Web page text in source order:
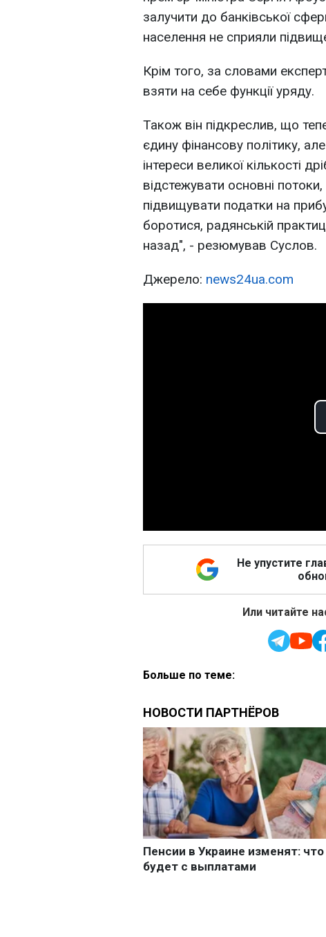
залучити до банківської
населення не сприяли
Крім того, за словами
взяти на себе функції уряду.
Також він підкреслив, що
єдину фінансову політику,
інтереси великої кількості
відстежувати основні
підвищувати податки на
боротися, радянській
назад", - резюмував Суслов.
Джерело: news24ua.com
Не упустите
Или читайте
Больше по теме: